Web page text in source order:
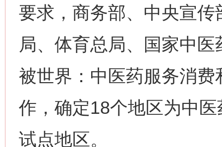
要求，商务部、中央宣
局、体育总局、国家中
被世界：中医药服务消费
作，确定18个地区为中
试点地区。